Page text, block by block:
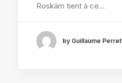
Roskäm tient à ce…
by Guillaume Perret